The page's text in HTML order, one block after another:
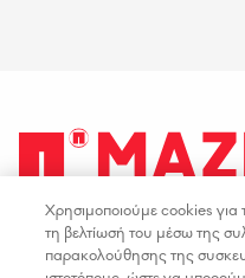
facebookyoutubeinstagram
Χρησιμοποιούμε cookies για
τη βελτίωσή του μέσω της
παρακολούθησης της